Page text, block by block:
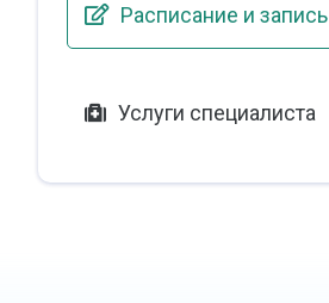
Расписание и запись
Услуги специалиста